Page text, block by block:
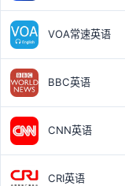
VOA常速英语
BBC英语
CNN英语
CRI英语